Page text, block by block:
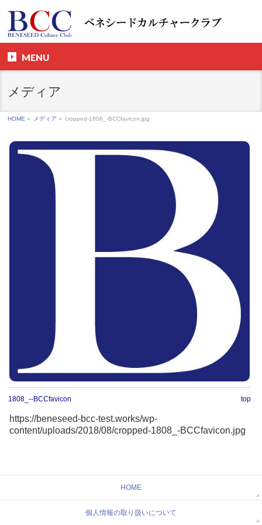
MENU
メディア
HOME » メディア » cropped-1808_-BCCfavicon.jpg
1808_--BCCfavicon top
https://beneseed-bcc-test.works/wp-
content/uploads/2018/08/cropped-1808_-BCCfavicon.jpg
HOME
個人情報の取り扱いについて